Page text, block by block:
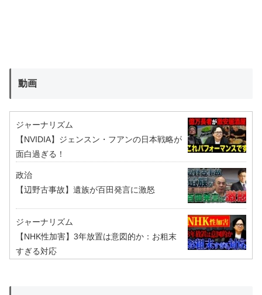
動画
ジャーナリズム
【NVIDIA】ジェンスン・フアンの日本戦略が
面白過ぎる！
政治
【辺野古事故】遺族が百田発言に激怒
ジャーナリズム
【NHK性加害】3年放置は意図的か：お粗末
すぎる対応